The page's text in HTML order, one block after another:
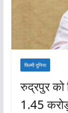
फिल्मी दुनिया
रुद्रपुर को
1.45